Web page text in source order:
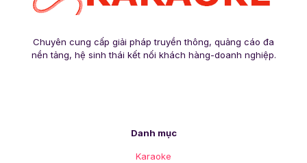
Chuyên cung cấp giải pháp truyền thông, quảng cáo đa
nền tảng, hệ sinh thái kết nối khách hàng-doanh nghiệp.
Danh mục
Karaoke